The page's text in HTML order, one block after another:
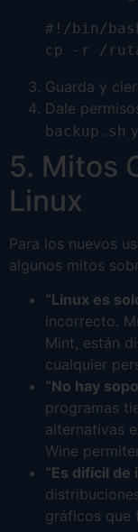
#!/bin/
Guarda y
Dale
backup.sh
5. Mitos
Linux
Para los nuevos
algunos mitos
“Linux es
incorrecto.
Mint, están
cualquier
“No hay
programas
alternativas
Wine
“Es difícil de
gráficos que